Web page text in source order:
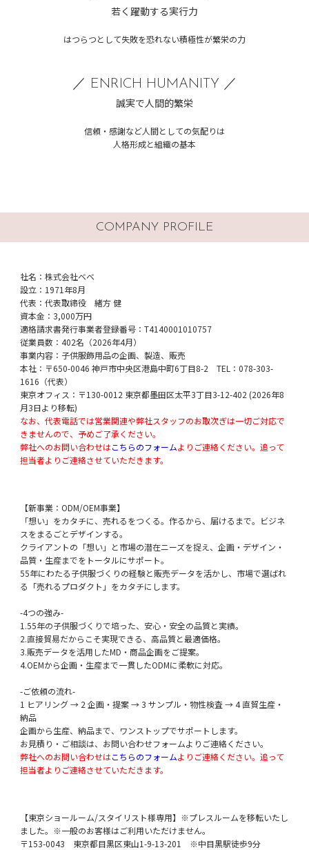
若く躍動する実行力
はつらつとして失敗を恐れない積極性が繁栄の力
／ ENRICH HUMANITY ／
誠実で人間的繁栄
信頼・感謝など人間としての気配りは
人格形成と組織の基本
COMPANY PROFILE
社名：株式会社ベベ
設立：1971年8月
代表：代表取締役 緒方 健
資本金：3,000万円
適格請求書発行事業者登録番号：T4140001010757
従業員数：402名（2026年4月）
事業内容：子供服飾用品の企画、製造、販売
本社：〒650-0046 神戸市中央区港島中町6丁目8-2 TEL：078-303-
1616（代表）
東京オフィス：〒130-0012 東京都墨田区太平3丁目3-12-402 (2026年8
月3日より移転)
なお、代表電話では営業関連や弊社スタッフのお取次ぎは一切ご対応で
きませんので、予めご了承ください。
弊社へのお問い合わせはこちらのフォームよりご連絡ください。追って
担当者よりご連絡させていただきます。
【新事業：ODM/OEM事業】
「想い」をカタチに、売れるをつくる。作るから、届けるまで。ビジネ
スをまるごとデザインする。
クライアントの「想い」と市場の潜在ニーズを捉え、企画・デザイン・
品質・生産までをトータルにサポート。
55年にわたる子供服づくりの経験と販売データを活かし、市場で選ばれ
る「売れるプロダクト」をカタチにします。
-4つの強み-
1.55年の子供服づくりで培った、安心・安全の品質と実績。
2.直接貿易だからこそ実現できる、高品質と最適価格。
3.販売データを活用したMD・商品企画をご提案。
4.OEMから企画・生産まで一貫したODMに柔軟に対応。
-ご依頼の流れ-
1 ヒアリング → 2 企画・提案 → 3 サンプル・物性検査 → 4 直貿生産・
納品
企画から生産、納品まで、ワンストップでサポートします。
お見積り・ご相談は、お問い合わせフォームよりご連絡ください。
弊社へのお問い合わせはこちらのフォームよりご連絡ください。追って
担当者よりご連絡させていただきます。
【東京ショールーム/スタイリスト様専用】※プレスルームを移転いたし
ました。※一般のお客様はご利用いただけません。
〒153-0043 東京都目黒区東山1-9-13-201 ※中目黒駅徒歩9分